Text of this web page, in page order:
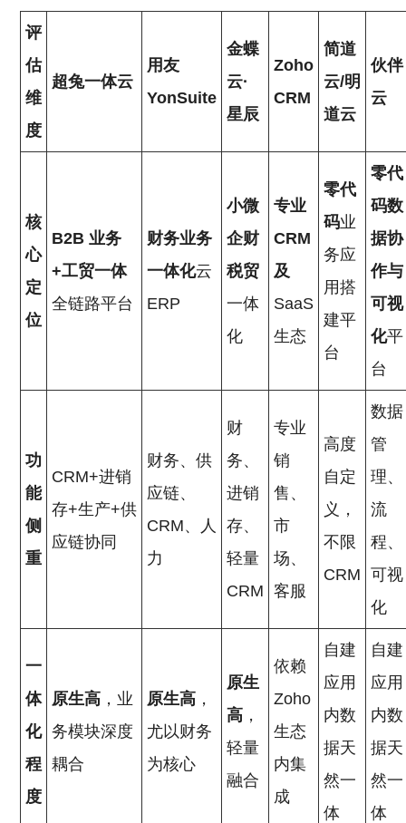
评
估
维
度
超兔一体云
用友
YonSuite
金蝶
云·
星辰
Zoho
CRM
简道
云/明
道云
伙伴
云
核
心
定
位
B2B 业务
+工贸一体
全链路平台
财务业务
一体化云
ERP
小微
企财
税贸
一体
化
专业
CRM
及
SaaS
生态
零代
码业
务应
用搭
建平
台
零代
码数
据协
作与
可视
化平
台
功
能
侧
重
CRM+进销
存+生产+供
应链协同
财务、供
应链、
CRM、人
力
财
务、
进销
存、
轻量
CRM
专业
销
售、
市
场、
客服
高度
自定
义，
不限
CRM
数据
管
理、
流
程、
可视
化
一
体
化
程
度
原生高 ，业
务模块深度
耦合
原生高 ，
尤以财务
为核心
原生
高 ，
轻量
融合
依赖
Zoho
生态
内集
成
自建
应用
内数
据天
然一
体
自建
应用
内数
据天
然一
体